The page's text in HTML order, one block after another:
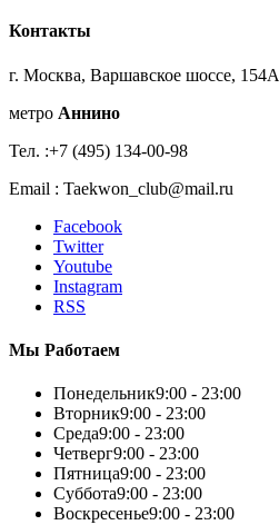
Контакты
г. Москва, Варшавское шоссе, 154A
метро Аннино
Тел. :+7 (495) 134-00-98
Email : Taekwon_club@mail.ru
Facebook
Twitter
Youtube
Instagram
RSS
Мы Работаем
Понедельник9:00 - 23:00
Вторник9:00 - 23:00
Среда9:00 - 23:00
Четверг9:00 - 23:00
Пятница9:00 - 23:00
Суббота9:00 - 23:00
Воскресенье9:00 - 23:00